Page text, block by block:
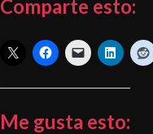
Comparte esto:
Me gusta esto: